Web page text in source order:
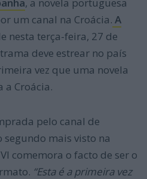
um canal na Croácia. A
nesta terça-feira, 27 de
deve estrear no país
vez que uma novela
a Croácia.
pelo canal de
segundo mais visto na
comemora o facto de ser o
“Esta é a primeira vez